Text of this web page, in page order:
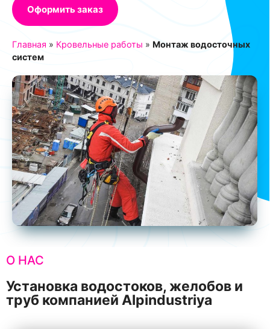
Оформить заказ
Главная » Кровельные работы » Монтаж водосточных
систем
О НАС
Установка водостоков, желобов и
труб компанией Alpindustriya